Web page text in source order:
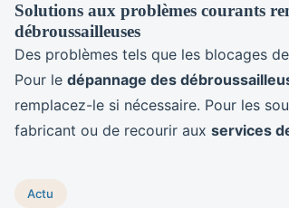
Solutions aux problèmes courants
débroussailleuses
Des problèmes tels que les blocages
Pour le dépannage des
remplacez-le si nécessaire. Pour les
fabricant ou de recourir aux services
Actu